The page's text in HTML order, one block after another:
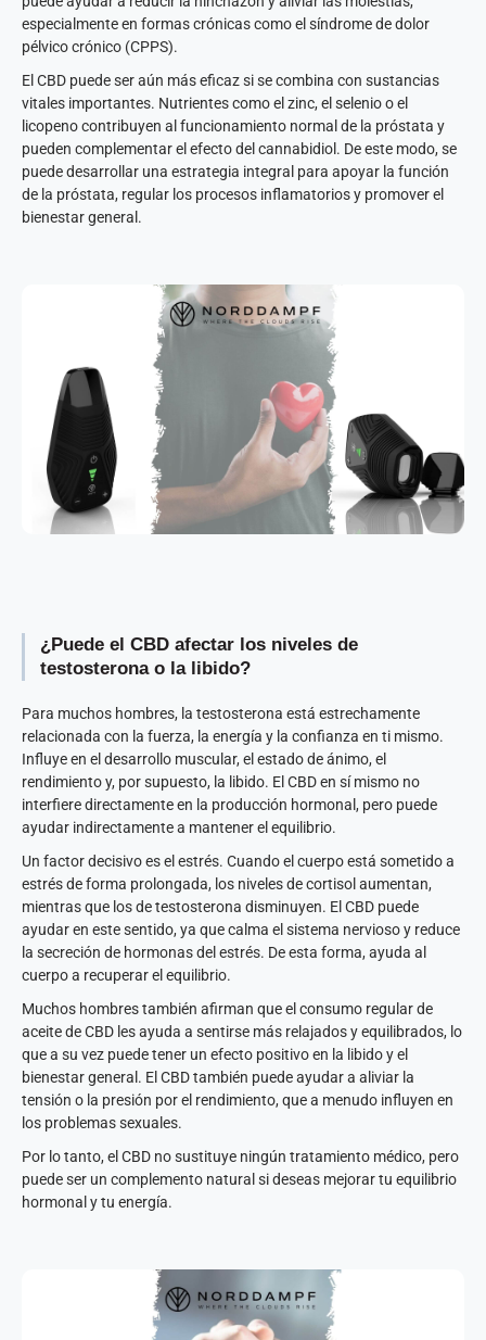
especialmente en formas crónicas como el síndrome de dolor
pélvico crónico (CPPS).
El CBD puede ser aún más eficaz si se combina con sustancias
vitales importantes. Nutrientes como el zinc, el selenio o el
licopeno contribuyen al funcionamiento normal de la próstata y
pueden complementar el efecto del cannabidiol. De este modo, se
puede desarrollar una estrategia integral para apoyar la función
de la próstata, regular los procesos inflamatorios y promover el
bienestar general.
¿Puede el CBD afectar los niveles de
testosterona o la libido?
Para muchos hombres, la testosterona está estrechamente
relacionada con la fuerza, la energía y la confianza en ti mismo.
Influye en el desarrollo muscular, el estado de ánimo, el
rendimiento y, por supuesto, la libido. El CBD en sí mismo no
interfiere directamente en la producción hormonal, pero puede
ayudar indirectamente a mantener el equilibrio.
Un factor decisivo es el estrés. Cuando el cuerpo está sometido a
estrés de forma prolongada, los niveles de cortisol aumentan,
mientras que los de testosterona disminuyen. El CBD puede
ayudar en este sentido, ya que calma el sistema nervioso y reduce
la secreción de hormonas del estrés. De esta forma, ayuda al
cuerpo a recuperar el equilibrio.
Muchos hombres también afirman que el consumo regular de
aceite de CBD les ayuda a sentirse más relajados y equilibrados, lo
que a su vez puede tener un efecto positivo en la libido y el
bienestar general. El CBD también puede ayudar a aliviar la
tensión o la presión por el rendimiento, que a menudo influyen en
los problemas sexuales.
Por lo tanto, el CBD no sustituye ningún tratamiento médico, pero
puede ser un complemento natural si deseas mejorar tu equilibrio
hormonal y tu energía.